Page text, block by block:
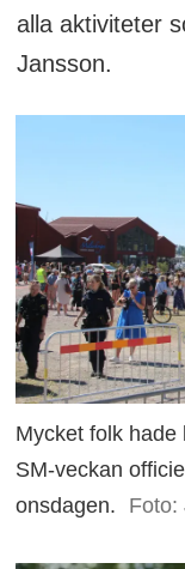
alla aktiviteter
Jansson.
Mycket folk
SM-veckan
onsdagen.
Foto: